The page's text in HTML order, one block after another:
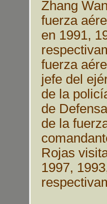
Zhang
fuerza
en 1991,
fuerza
jefe del
de la
de
de la
Rojas
1997,